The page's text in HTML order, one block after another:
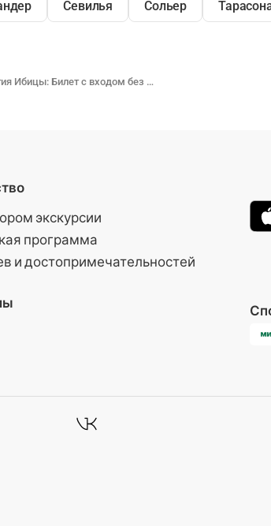
Ботаническая биотехнология Ибицы: Билет с входом без очереди
Севилья Сольер
экскурсии
программа
и достопримечательностей